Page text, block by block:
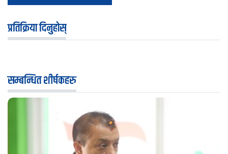
प्रतिक्रिया दिनुहोस्
सम्बन्धित शीर्षकहरु